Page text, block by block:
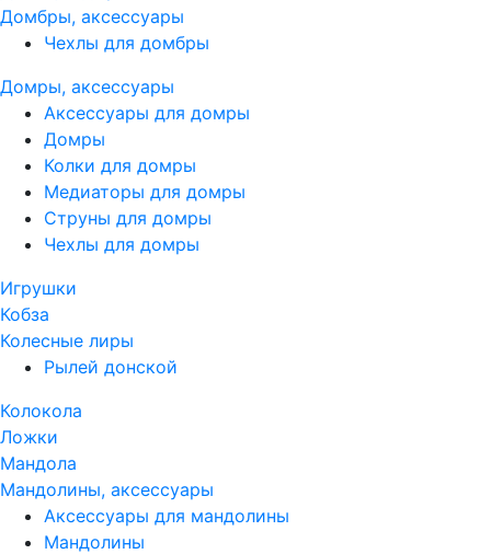
Домбры, аксессуары
Чехлы для домбры
Домры, аксессуары
Аксессуары для домры
Домры
Колки для домры
Медиаторы для домры
Струны для домры
Чехлы для домры
Игрушки
Кобза
Колесные лиры
Рылей донской
Колокола
Ложки
Мандола
Мандолины, аксессуары
Аксессуары для мандолины
Мандолины